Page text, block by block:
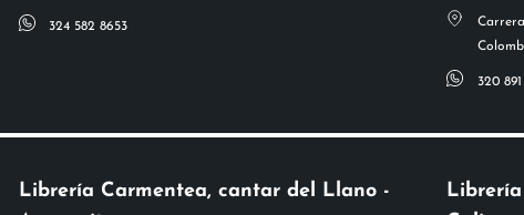
324 582 8653
320 891
Librería Carmentea, cantar del Llano -